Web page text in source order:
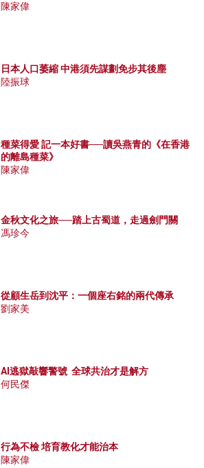
陳家偉
日本人口萎縮 中港須先謀劃免步其後塵
陸振球
種菜得愛 記一本好書──讀吳燕青的《在香港
的離島種菜》
陳家偉
金秋文化之旅──踏上古蜀道，走過劍門關
馮珍今
從顧生岳到沈平：一個座右銘的兩代傳承
劉家美
AI逃獄敲響警號 全球共治才是解方
何民傑
行為不檢 培育教化才能治本
陳家偉